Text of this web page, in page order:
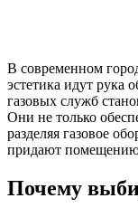
В современном
эстетика идут рука
газовых служб
Они не только
разделяя газовое
придают
Почему